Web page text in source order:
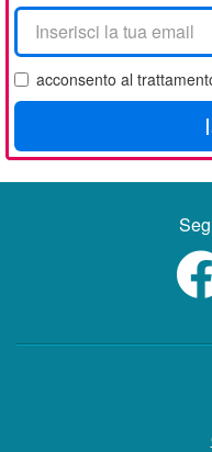
La
tua
email
acconsento al